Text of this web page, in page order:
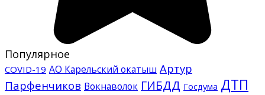
Популярное
COVID-19 АО Карельский окатыш Артур
Парфенчиков Вокнаволок ГИБДД Госдума ДТП